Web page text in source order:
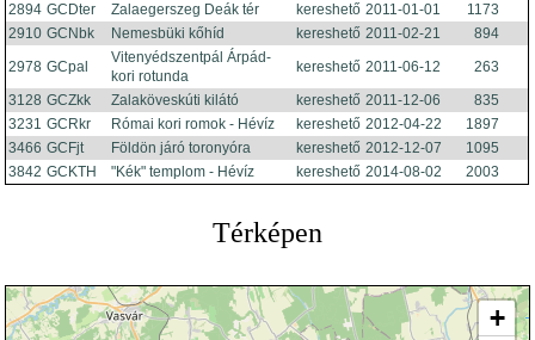
2894 GCDter Zalaegerszeg Deák tér kereshető 2011-01-01
1173
2910 GCNbk Nemesbüki kőhíd kereshető 2011-02-21
894
2978 GCpal
Vitenyédszentpál Árpád-
kori rotunda
kereshető 2011-06-12
263
3128 GCZkk Zalaköveskúti kilátó kereshető 2011-12-06
835
3231 GCRkr Római kori romok - Hévíz kereshető 2012-04-22
1897
3466 GCFjt Földön járó toronyóra kereshető 2012-12-07
1095
3842 GCKTH "Kék" templom - Hévíz kereshető 2014-08-02 2003
Térképen
+